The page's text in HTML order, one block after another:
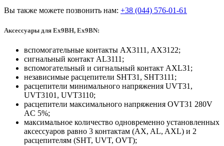
Вы также можете позвонить нам: +38 (044) 576-01-61
Аксессуары для Ех9ВН, Ех9ВN:
вспомогательные контакты AX3111, AX3122;
сигнальный контакт AL3111;
вспомогательный и сигнальный контакт AXL31;
независимые расцепители SHT31, SHT3111;
расцепители минимального напряжения UVT31,
UVT3101, UVT3110;
расцепители максимального напряжения OVT31 280V
AC 5%;
максимальное количество одновременно установленных
аксессуаров равно 3 контактам (AX, AL, AXL) и 2
расцепителям (SHT, UVT, OVT);